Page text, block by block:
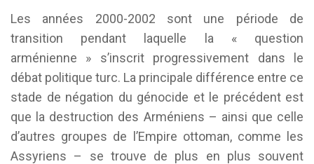
Les années 2000-2002 sont une période de
transition pendant laquelle la « question
arménienne » s’inscrit progressivement dans le
débat politique turc. La principale différence entre ce
stade de négation du génocide et le précédent est
que la destruction des Arméniens – ainsi que celle
d’autres groupes de l’Empire ottoman, comme les
Assyriens – se trouve de plus en plus souvent